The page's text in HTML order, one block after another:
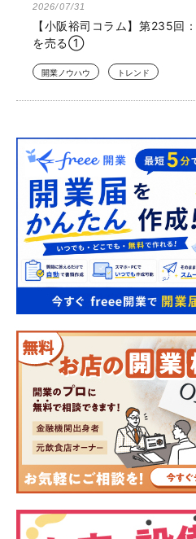
2026/07/31
【小阪裕司コラム】第235回
を売る①
開業ノウハウ トレンド